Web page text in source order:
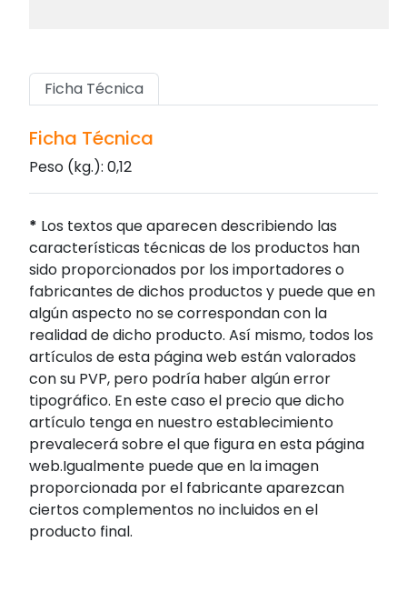
Ficha Técnica
Ficha Técnica
Peso (kg.): 0,12
* Los textos que aparecen describiendo las
características técnicas de los productos han
sido proporcionados por los importadores o
fabricantes de dichos productos y puede que en
algún aspecto no se correspondan con la
realidad de dicho producto. Así mismo, todos los
artículos de esta página web están valorados
con su PVP, pero podría haber algún error
tipográfico. En este caso el precio que dicho
artículo tenga en nuestro establecimiento
prevalecerá sobre el que figura en esta página
web.Igualmente puede que en la imagen
proporcionada por el fabricante aparezcan
ciertos complementos no incluidos en el
producto final.